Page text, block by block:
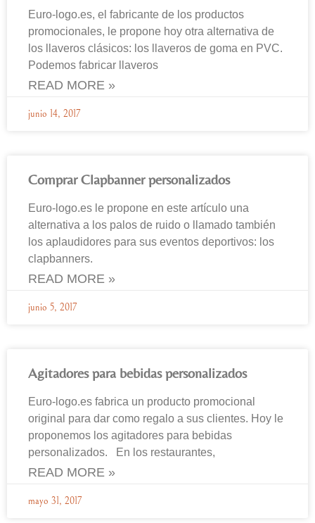
Euro-logo.es, el fabricante de los productos
promocionales, le propone hoy otra alternativa de
los llaveros clásicos: los llaveros de goma en PVC.
Podemos fabricar llaveros
READ MORE »
junio 14, 2017
Comprar Clapbanner personalizados
Euro-logo.es le propone en este artículo una
alternativa a los palos de ruido o llamado también
los aplaudidores para sus eventos deportivos: los
clapbanners.
READ MORE »
junio 5, 2017
Agitadores para bebidas personalizados
Euro-logo.es fabrica un producto promocional
original para dar como regalo a sus clientes. Hoy le
proponemos los agitadores para bebidas
personalizados. En los restaurantes,
READ MORE »
mayo 31, 2017